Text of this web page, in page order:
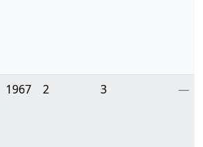
1967 2 3 —